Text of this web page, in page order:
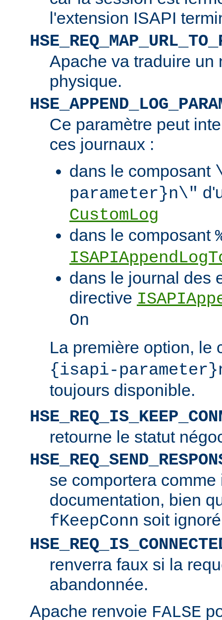
l'extension ISAPI
Apache va traduire un
physique.
Ce paramètre peut
ces journaux :
dans le composant
parameter}n\"
CustomLog
dans le composant
dans le journal des
directive
On
La première option, le
{isapi-
toujours disponible.
retourne le statut
se comportera
documentation, bien
fKeepConn soit
renverra faux si la
abandonnée.
Apache renvoie FALSE